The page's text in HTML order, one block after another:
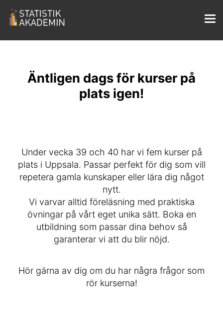
Äntligen dags för kurser på
plats igen!
Under vecka 39 och 40 har vi fem kurser på
plats i Uppsala. Passar perfekt för dig som vill
repetera gamla kunskaper eller lära dig något
nytt.
Vi varvar alltid föreläsning med praktiska
övningar på vårt eget unika sätt. Boka en
utbildning som passar dina behov så
garanterar vi att du blir nöjd.
Hör gärna av dig om du har några frågor som
rör kurserna!